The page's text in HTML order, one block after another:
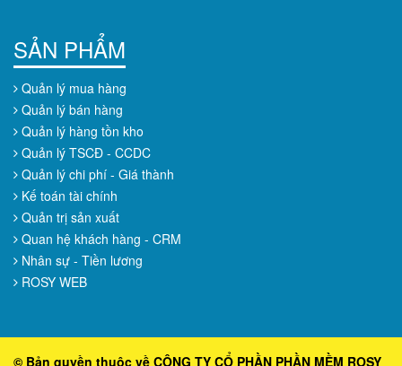
SẢN PHẨM
Quản lý mua hàng
Quản lý bán hàng
Quản lý hàng tồn kho
Quản lý TSCĐ - CCDC
Quản lý chi phí - Giá thành
Kế toán tài chính
Quản trị sản xuất
Quan hệ khách hàng - CRM
Nhân sự - Tiền lương
ROSY WEB
© Bản quyền thuộc về CÔNG TY CỔ PHẦN PHẦN MỀM ROSY